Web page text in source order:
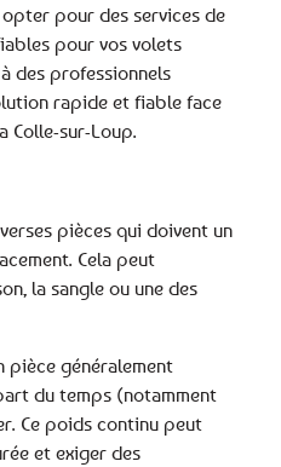
pour des services de
pour vos volets
des professionnels
rapide et fiable face
Colle-sur-Loup.
pièces qui doivent un
Cela peut
la sangle ou une des
pièce généralement
du temps (notamment
Ce poids continu peut
et exiger des